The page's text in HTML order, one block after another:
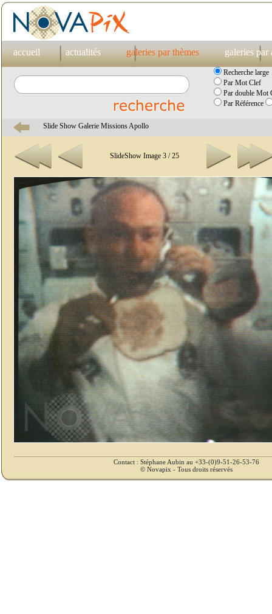
accueil actualités galeries par thèmes galeries par
Recherche large
Par Mot Clef
Par double Mot
Par Référence
Slide Show Galerie Missions Apollo
SlideShow Image 3 / 25
Contact : Stéphane Aubin au +33-(0)9-51-26-53-76
© Novapix - Tous droits réservés